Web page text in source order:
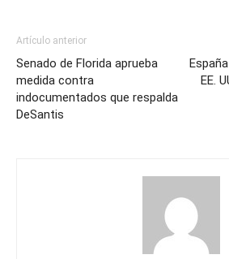
Artículo anterior
Senado de Florida aprueba
medida contra
indocumentados que respalda
DeSantis
EE.